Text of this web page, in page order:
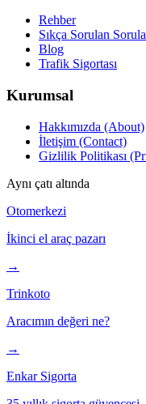
Rehber
Sıkça Sorulan
Blog
Trafik Sigortası
Kurumsal
Hakkımızda (About)
İletişim (Contact)
Gizlilik Politikası
Aynı çatı altında
Otomerkezi
İkinci el araç pazarı
→
Trinkoto
Aracımın değeri ne?
→
Enkar Sigorta